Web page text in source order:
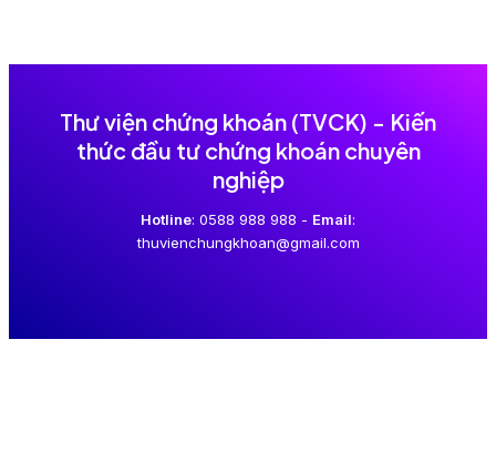
Thư viện chứng khoán (TVCK) - Kiến
thức đầu tư chứng khoán chuyên
nghiệp
Hotline: 0588 988 988 - Email:
thuvienchungkhoan@gmail.com